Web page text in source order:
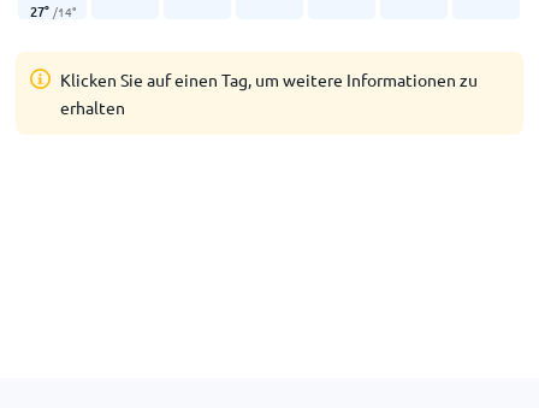
27° /14°
Klicken Sie auf einen Tag, um weitere Informationen zu
erhalten